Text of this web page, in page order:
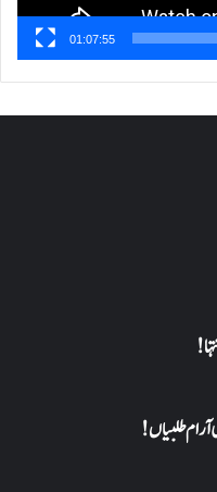
01:07:55
!
طلبیاں!